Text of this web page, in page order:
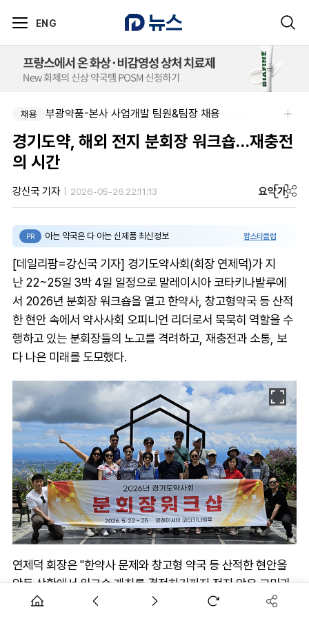
ENG
채용 부광약품-본사 사업개발 팀원&팀장 채용
경기도약, 해외 전지 분회장 워크숍…재충전
의 시간
강신국 기자 2026-05-26 22:11:13 요약가
PR 아는 약국은 다 아는 신제품 최신정보 팜스타클럽
[데일리팜=강신국 기자] 경기도약사회(회장 연제덕)가 지
난 22~25일 3박 4일 일정으로 말레이시아 코타키나발루에
서 2026년 분회장 워크숍을 열고 한약사, 창고형약국 등 산적
한 현안 속에서 약사사회 오피니언 리더로서 묵묵히 역할을 수
행하고 있는 분회장들의 노고를 격려하고, 재충전과 소통, 보
다 나은 미래를 도모했다.
연제덕 회장은 "한약사 문제와 창고형 약국 등 산적한 현안을
앞둔 상황에서 워크숍 개최를 결정하기까지 적지 않은 고민과
부담이 있었지만 지역과 회원들을 위해 쉼 없이 달려온 분회장